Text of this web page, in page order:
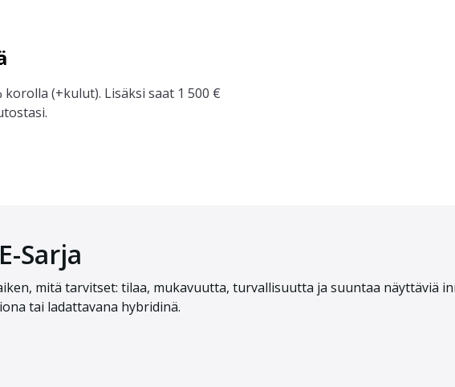
(+kulut). Lisäksi saat 1 500 €
Sarja
mitä tarvitset: tilaa, mukavuutta, turvallisuutta ja suuntaa näyttäviä
tai ladattavana hybridinä.